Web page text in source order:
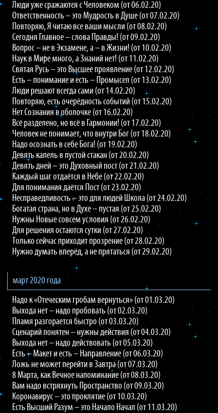
Люди уже сражаются с Человеком (от 06.02.20)
Ответственность – это Мудрость в Душе (от 07.02.20)
Повторяю, Я читаю все ваши мысли (от 08.02.20)
Сегодня Главное – слова Правды! (от 09.02.20)
Вопрос – не в Экзамене, а – в Жизни! (от 10.02.20)
Наук в Мире много, а Знаний нет! (от 11.02.20)
Святая Русь – это Высшее проявление (от 12.02.20)
Есть – понимание и есть – Промысел (от 13.02.20)
Люди решают всегда сами (от 14.02.20)
Повторяю, есть очерёдность событий (от 15.02.20)
Нет Сознания в оболочке (от 16.02.20)
Всё разделено, но всё в Гармонии! (от 17.02.20)
Человек не понимает, что внутри Бог (от 18.02.20)
Надо осознать в себе Бога! (от 19.02.20)
Девять капель в пустой стакан (от 20.02.20)
Девять дней – это Духовный пост (от 21.02.20)
Каждый шаг отдаётся в Небе (от 22.02.20)
Для понимания даётся Пост (от 23.02.20)
Несправедливость – это для людей Школа (от 24.02.20)
Богатая страна, но в Духе – пустая (от 25.02.20)
Нужны Новые совсем условия (от 26.02.20)
Для решения остаются сутки (от 27.02.20)
Только сейчас приходит прозрение (от 28.02.20)
Нужно думать вперёд, а не прятаться (от 29.02.20)
март 2020 года
Надо к «Отеческим гробам вернуться» (от 01.03.20)
Выхода нет – надо пробовать (от 02.03.20)
Пламя разгорается быстро (от 03.03.20)
Сценарий понятен – нужны действия (от 04.03.20)
Выхода нет – надо действовать (от 05.03.20)
Есть – Макет и есть – Направление (от 06.03.20)
Ложь не может перейти в Завтра (от 07.03.20)
8 Марта, как Вечное напоминание (от 08.03.20)
Вам надо встряхнуть Пространство (от 09.03.20)
Коронавирус – это проклятие (от 10.03.20)
Есть Высший Разум – это Начало Начал (от 11.03.20)